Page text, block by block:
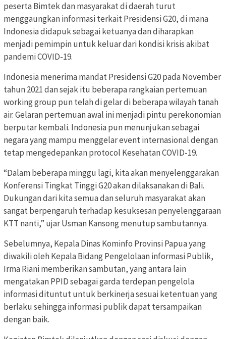
peserta Bimtek dan masyarakat di daerah turut
menggaungkan informasi terkait Presidensi G20, di mana
Indonesia didapuk sebagai ketuanya dan diharapkan
menjadi pemimpin untuk keluar dari kondisi krisis akibat
pandemi COVID-19.
Indonesia menerima mandat Presidensi G20 pada November
tahun 2021 dan sejak itu beberapa rangkaian pertemuan
working group pun telah di gelar di beberapa wilayah tanah
air. Gelaran pertemuan awal ini menjadi pintu perekonomian
berputar kembali. Indonesia pun menunjukan sebagai
negara yang mampu menggelar event internasional dengan
tetap mengedepankan protocol Kesehatan COVID-19.
“Dalam beberapa minggu lagi, kita akan menyelenggarakan
Konferensi Tingkat Tinggi G20 akan dilaksanakan di Bali.
Dukungan dari kita semua dan seluruh masyarakat akan
sangat berpengaruh terhadap kesuksesan penyelenggaraan
KTT nanti,” ujar Usman Kansong menutup sambutannya.
Sebelumnya, Kepala Dinas Kominfo Provinsi Papua yang
diwakili oleh Kepala Bidang Pengelolaan informasi Publik,
Irma Riani memberikan sambutan, yang antara lain
mengatakan PPID sebagai garda terdepan pengelola
informasi dituntut untuk berkinerja sesuai ketentuan yang
berlaku sehingga informasi publik dapat tersampaikan
dengan baik.